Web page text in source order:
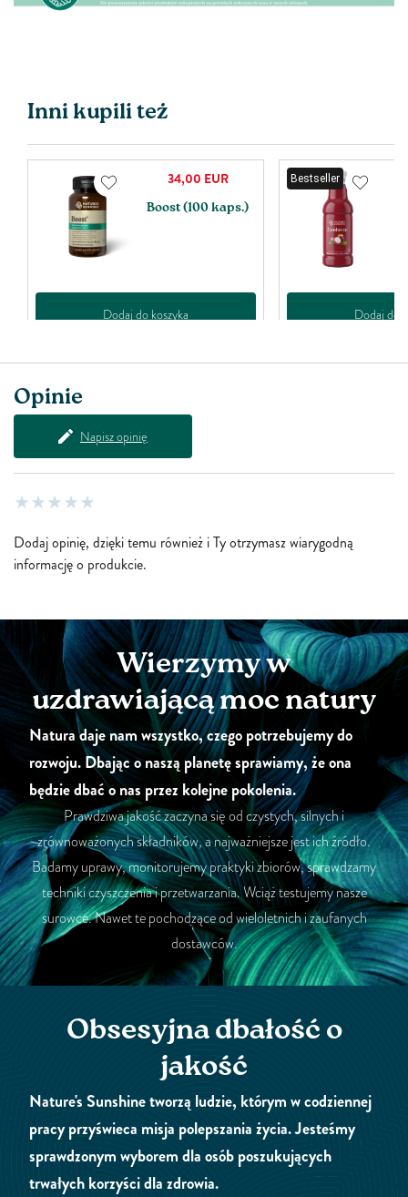
Inni kupili też
34,00 EUR
Boost (100 kaps.)
Dodaj do koszyka
Bestseller
Dodaj do
Opinie
Napisz opinię
Dodaj opinię, dzięki temu również i Ty otrzymasz wiarygodną
informację o produkcie.
Wierzymy w
uzdrawiającą moc natury
Natura daje nam wszystko, czego potrzebujemy do
rozwoju. Dbając o naszą planetę sprawiamy, że ona
będzie dbać o nas przez kolejne pokolenia.
Prawdziwa jakość zaczyna się od czystych, silnych i
zrównoważonych składników, a najważniejsze jest ich źródło.
Badamy uprawy, monitorujemy praktyki zbiorów, sprawdzamy
techniki czyszczenia i przetwarzania. Wciąż testujemy nasze
surowce. Nawet te pochodzące od wieloletnich i zaufanych
dostawców.
Obsesyjna dbałość o
jakość
Nature's Sunshine tworzą ludzie, którym w codziennej
pracy przyświeca misja polepszania życia. Jesteśmy
sprawdzonym wyborem dla osób poszukujących
trwałych korzyści dla zdrowia.